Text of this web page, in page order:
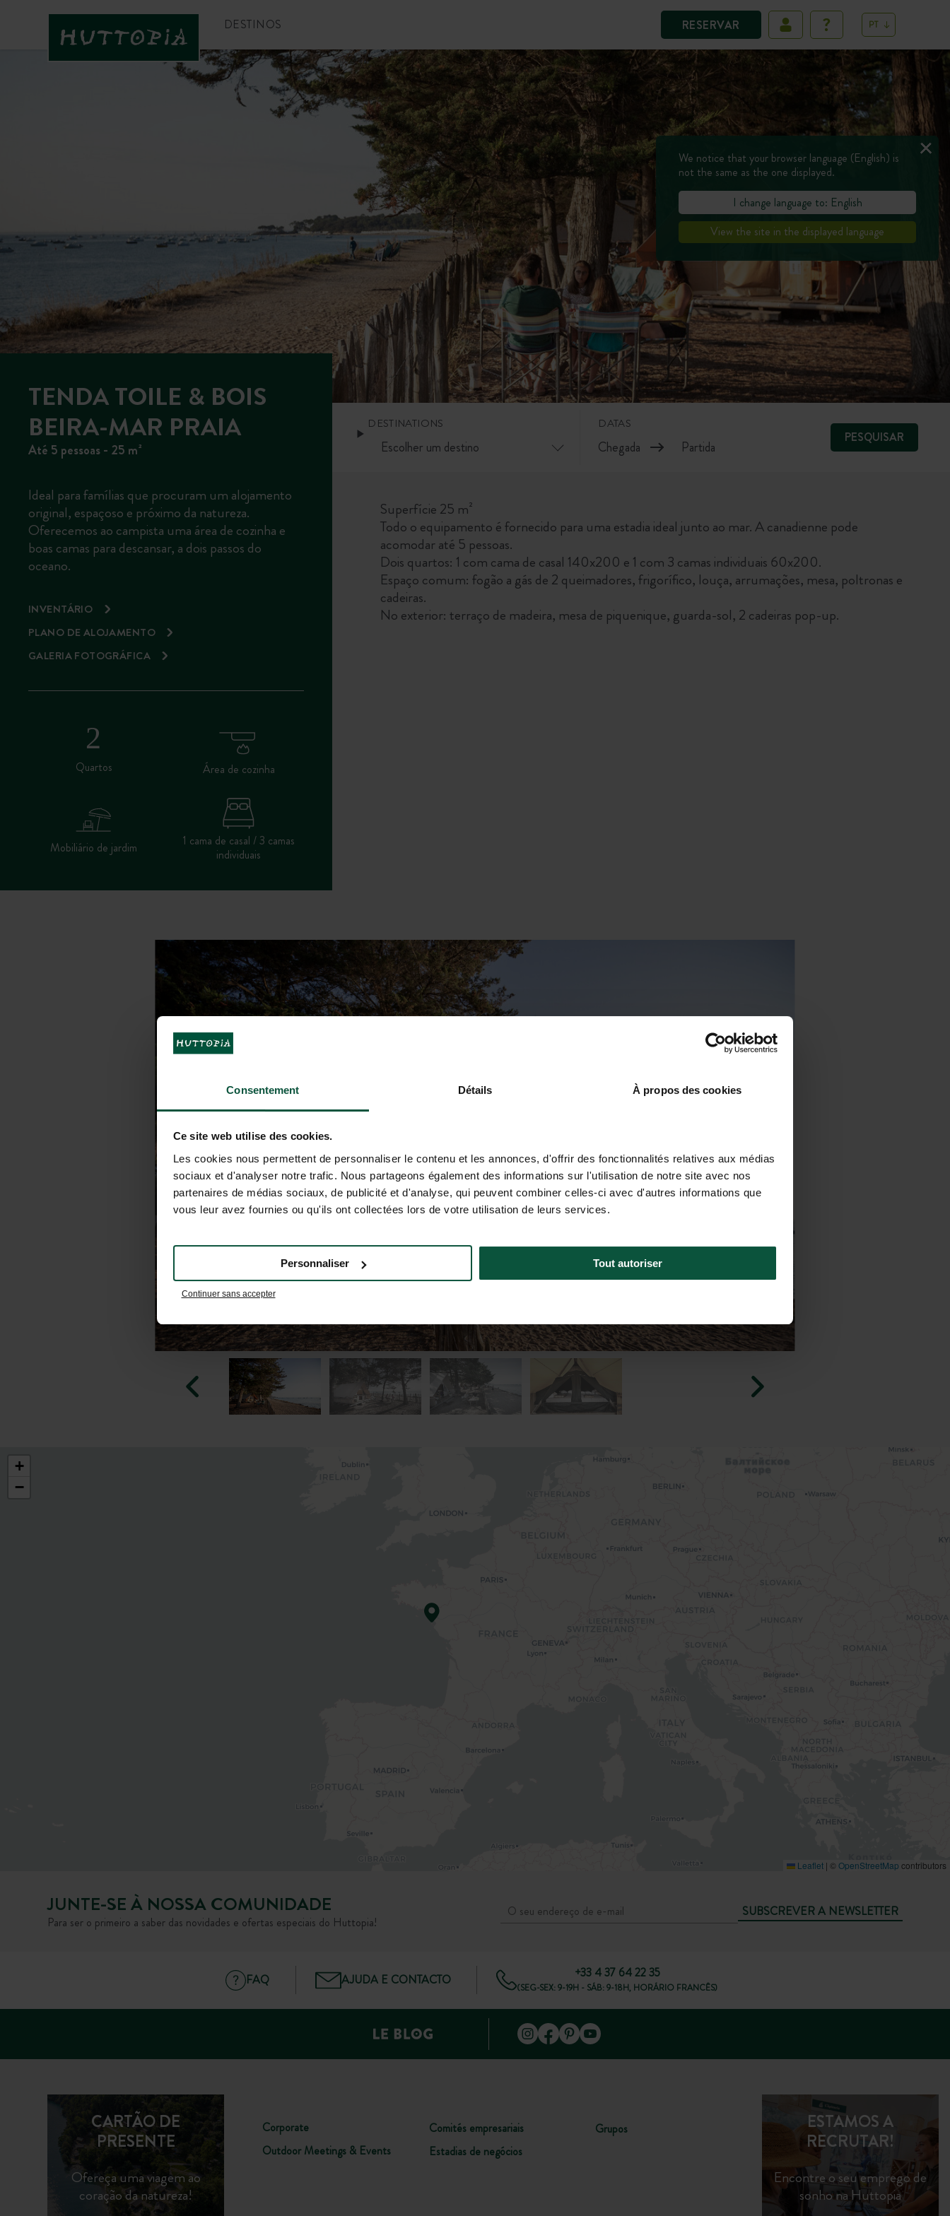
Consentement Détails À propos des cookies
Ce site web utilise des cookies.
Les cookies nous permettent de personnaliser le contenu et les annonces, d'offrir des fonctionnalités relatives aux médias
sociaux et d'analyser notre trafic. Nous partageons également des informations sur l'utilisation de notre site avec nos
partenaires de médias sociaux, de publicité et d'analyse, qui peuvent combiner celles-ci avec d'autres informations que
vous leur avez fournies ou qu'ils ont collectées lors de votre utilisation de leurs services.
Continuer sans accepter
Personnaliser Tout autoriser
RESERVAR
DESTINOS PT
TENDA TOILE & BOIS
BEIRA-MAR PRAIA
Até 5 pessoas - 25 m²
Ideal para famílias que procuram um alojamento
original, espaçoso e próximo da natureza.
Oferecemos ao campista uma área de cozinha e
boas camas para descansar, a dois passos do
oceano.
INVENTÁRIO
PLANO DE ALOJAMENTO
GALERIA FOTOGRÁFICA
Quartos Área de cozinha
Mobiliário de jardim
1 cama de casal / 3 camas
individuais
DESTINATIONS DATAS
PESQUISAR
Superfície 25 m²
Todo o equipamento é fornecido para uma estadia ideal junto ao mar. A canadienne pode
acomodar até 5 pessoas.
Dois quartos: 1 com cama de casal 140x200 e 1 com 3 camas individuais 60x200.
Espaço comum: fogão a gás de 2 queimadores, frigorífico, louça, arrumações, mesa, poltronas e
cadeiras.
No exterior: terraço de madeira, mesa de piquenique, guarda-sol, 2 cadeiras pop-up.
+
−
Leaflet | ©OpenStreetMap contributors
We notice that your browser language (English) is
not the same as the one displayed.
I change language to: English
View the site in the displayed language
JUNTE-SE À NOSSA COMUNIDADE
Para ser o primeiro a saber das novidades e ofertas especiais do Huttopia!
SUBSCREVER A NEWSLETTER
FAQ AJUDA E CONTACTO +33 4 37 64 22 35
(SEG-SEX: 9-19H - SÁB: 9-18H, HORÁRIO FRANCÊS)
CARTÃO DE
PRESENTE
Ofereça uma viagem ao
coração da natureza!
Corporate
Outdoor Meetings & Events
Comités empresariais
Estadias de negócios
Grupos
ESTAMOS A
RECRUTAR!
Encontre o seu emprego de
sonho na Huttopia